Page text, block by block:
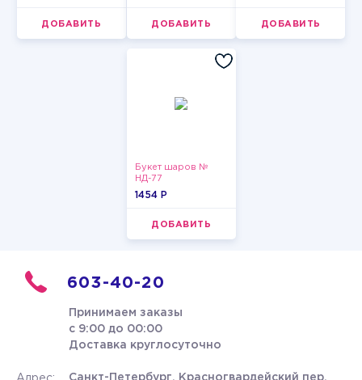
ДОБАВИТЬ ДОБАВИТЬ ДОБАВИТЬ
Букет шаров №
НД-77
1454 P
ДОБАВИТЬ
603-40-20
Принимаем заказы
с 9:00 до 00:00
Доставка круглосуточно
Санкт-Петербург, Красногвардейский пер.